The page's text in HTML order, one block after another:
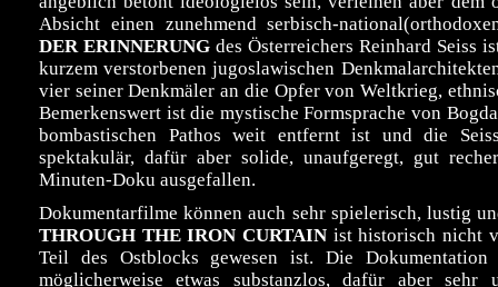
Absicht einen zunehmend serbisch-
DER ERINNERUNGdes Österreichers Reinhard Seiss
kurzem verstorbenen jugoslawischen
vier seiner Denkmäler an die Opfer von Weltkrieg,
Bemerkenswert ist die mystische Formsprache von
bombastischen Pathos weit entfernt ist und die
spektakulär, dafür aber solide, unaufgeregt, gut
Minuten-Doku ausgefallen.
Dokumentarfilme können auch sehr spielerisch, lustig
THROUGH THE IRON CURTAIN ist historisch nicht
Teil des Ostblocks gewesen ist. Die
möglicherweise etwas substanzlos, dafür aber sehr